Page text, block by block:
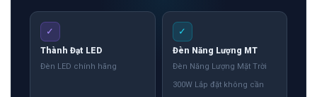
✓
Thành Đạt LED
Đèn LED chính hãng
✓
Đèn Năng Lượng MT
Đèn Năng Lượng Mặt Trời
300W Lắp đặt không cần